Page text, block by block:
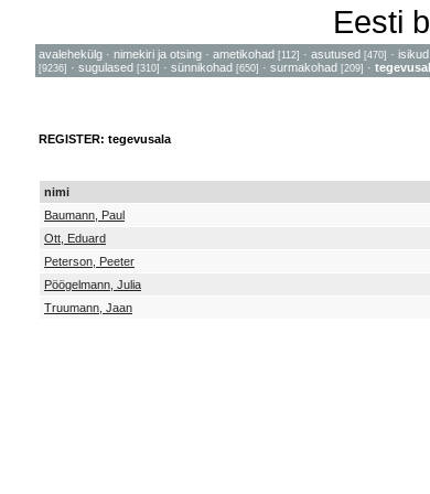
Eesti
avalehekülg · nimekiri ja otsing · ametikohad [112] · asutused [470] · isikud
[9236] · sugulased [310] · sünnikohad [650] · surmakohad [209] ·
REGISTER: tegevusala
nimi
Baumann, Paul
Ott, Eduard
Peterson, Peeter
Pöögelmann, Julia
Truumann, Jaan